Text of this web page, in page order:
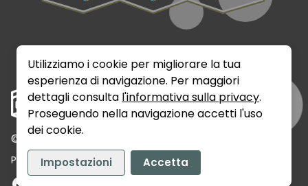
© 2026Rumix Srls - P.IVA: 02141720389
Privacy Termini e Condizioni Contatti
Utilizziamo i cookie per migliorare la tua
esperienza di navigazione. Per maggiori
dettagli consulta l'informativa sulla privacy.
Proseguendo nella navigazione accetti l'uso
dei cookie.
Impostazioni Accetta